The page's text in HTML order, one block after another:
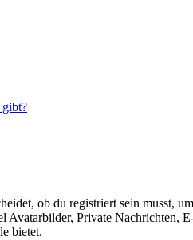
ob du registriert sein musst,
Private Nachrichten,
bietet.